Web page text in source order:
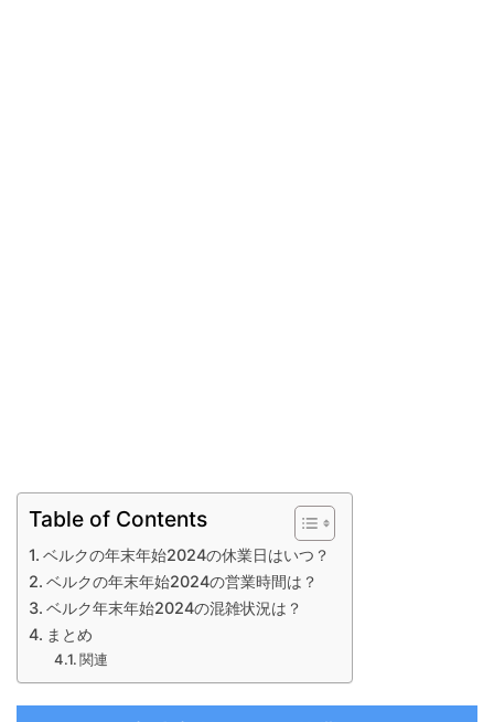
Table of Contents
ベルクの年末年始2024の休業日はいつ？
ベルクの年末年始2024の営業時間は？
ベルク年末年始2024の混雑状況は？
まとめ
関連